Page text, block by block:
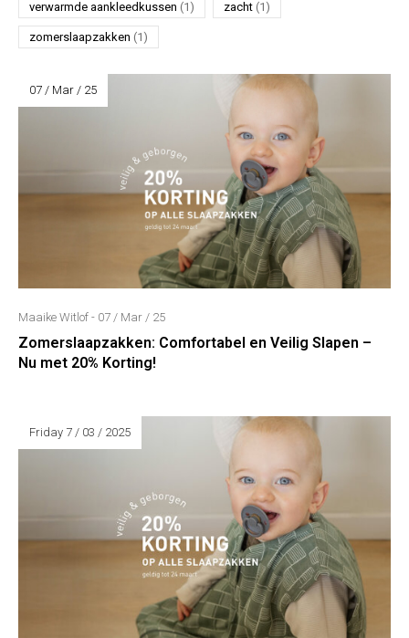
verwarmde aankleedkussen (1) zacht (1)
zomerslaapzakken (1)
07 / Mar / 25
Maaike Witlof - 07 / Mar / 25
Zomerslaapzakken: Comfortabel en Veilig Slapen –
Nu met 20% Korting!
Friday 7 / 03 / 2025